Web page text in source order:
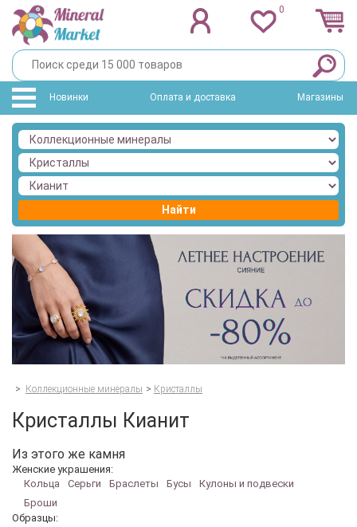
0
Новинки Оплата и доставка Магазины
Найти
> Коллекционные минералы > Кристаллы
Кристаллы Кианит
Из этого же камня
Женские украшения:
Кольца
Серьги Браслеты Бусы
Кулоны и подвески
Броши
Образцы: